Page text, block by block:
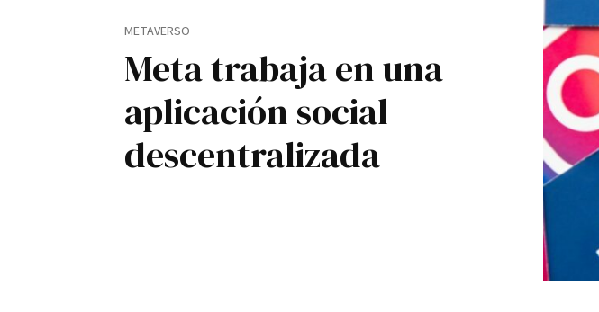
Registro / Entrar
Privacidad Aviso Legal Política de cookies
METAVERSO
Meta trabaja en una
aplicación social
descentralizada